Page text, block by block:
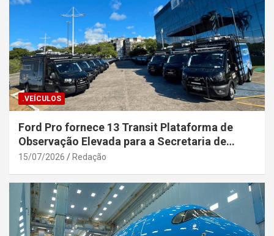
.VEÍCULOS
Ford Pro fornece 13 Transit Plataforma de
Observação Elevada para a Secretaria de
Segurança Pública da Bahia
15/07/2026 Redação